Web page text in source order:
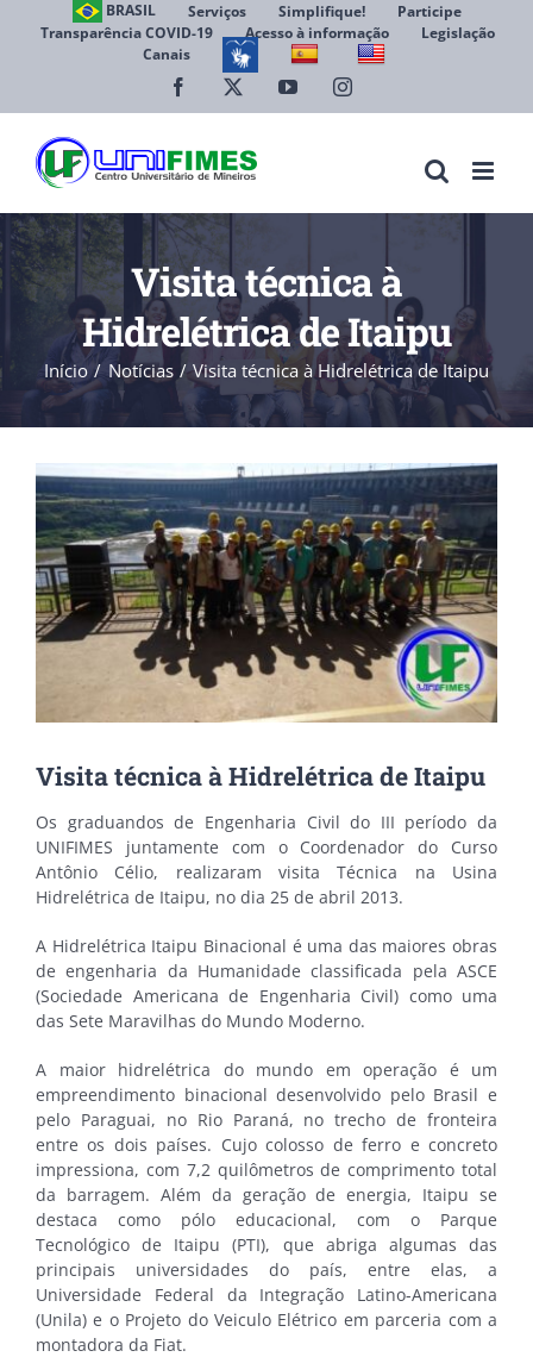
BRASIL Serviços Simplifique!
Participe
Transparência COVID-19
Acesso à informação
Legislação
Canais
Facebook YouTubeInstagram
Visita técnica à
Hidrelétrica de Itaipu
Início Notícias Visita técnica à Hidrelétrica de Itaipu
View
Larger
Image
Visita técnica à Hidrelétrica de Itaipu
Os graduandos de Engenharia Civil do III período da
UNIFIMES juntamente com o Coordenador do Curso
Antônio Célio, realizaram visita Técnica na Usina
Hidrelétrica de Itaipu, no dia 25 de abril 2013.
A Hidrelétrica Itaipu Binacional é uma das maiores obras
de engenharia da Humanidade classificada pela ASCE
(Sociedade Americana de Engenharia Civil) como uma
das Sete Maravilhas do Mundo Moderno.
A maior hidrelétrica do mundo em operação é um
empreendimento binacional desenvolvido pelo Brasil e
pelo Paraguai, no Rio Paraná, no trecho de fronteira
entre os dois países. Cujo colosso de ferro e concreto
impressiona, com 7,2 quilômetros de comprimento total
da barragem. Além da geração de energia, Itaipu se
destaca como pólo educacional, com o Parque
Tecnológico de Itaipu (PTI), que abriga algumas das
principais universidades do país, entre elas, a
Universidade Federal da Integração Latino-Americana
(Unila) e o Projeto do Veiculo Elétrico em parceria com a
montadora da Fiat.